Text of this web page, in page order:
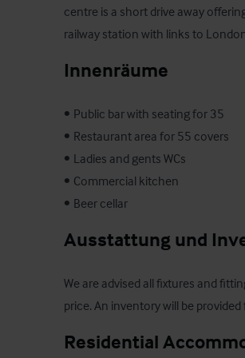
centre is a short drive away
railway station with links to
Innenräume
•	Public bar with seating for 35
•	Restaurant area for 55 covers
•	Ladies and gents WCs
•	Commercial kitchen
•	Beer cellar
Ausstattung und
We are advised all fixtures and
price. An inventory will be
Residential